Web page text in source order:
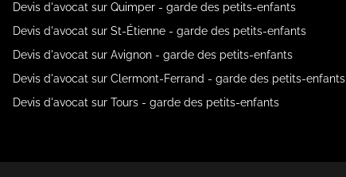
Devis d'avocat sur Quimper - garde des petits-enfants
Devis d'avocat sur St-Étienne - garde des petits-enfants
Devis d'avocat sur Avignon - garde des petits-enfants
Devis d'avocat sur Clermont-Ferrand - garde des petits-enfants
Devis d'avocat sur Tours - garde des petits-enfants